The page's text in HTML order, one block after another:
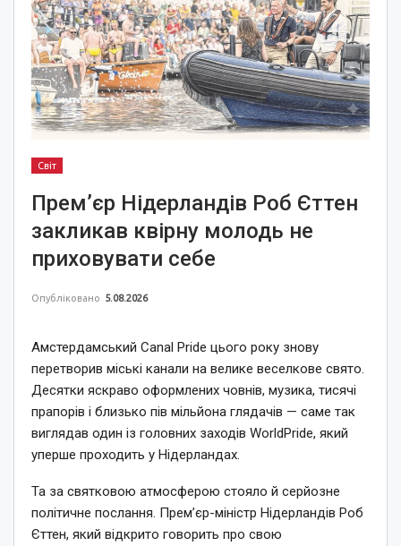
Світ
Прем’єр Нідерландів Роб Єттен
закликав квірну молодь не
приховувати себе
Опубліковано 5.08.2026
Амстердамський Canal Pride цього року знову
перетворив міські канали на велике веселкове свято.
Десятки яскраво оформлених човнів, музика, тисячі
прапорів і близько пів мільйона глядачів — саме так
виглядав один із головних заходів WorldPride, який
уперше проходить у Нідерландах.
Та за святковою атмосферою стояло й серйозне
політичне послання. Прем’єр-міністр Нідерландів Роб
Єттен, який відкрито говорить про свою